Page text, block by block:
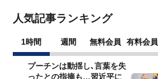
人気記事ランキング
1時間 週間 無料会員 有料会員
プーチンは動揺し､言葉を失
ったとの指摘も…習近平に